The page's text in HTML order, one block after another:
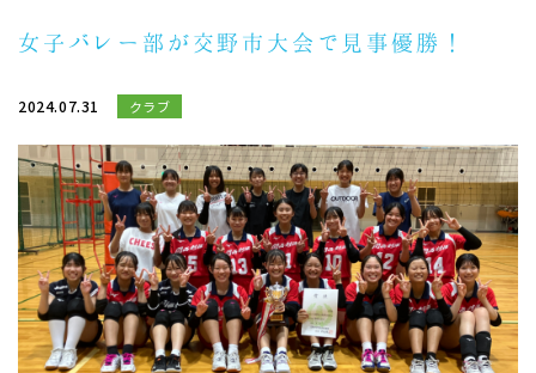
女子バレー部が交野市大会で見事優勝！
2024.07.31 クラブ